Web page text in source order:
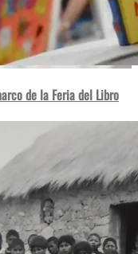
de la Feria del Libro